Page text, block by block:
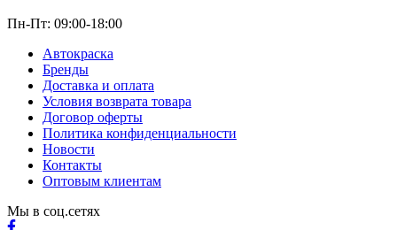
Пн-Пт: 09:00-18:00
Автокраска
Бренды
Доставка и оплата
Условия возврата товара
Договор оферты
Политика конфиденциальности
Новости
Контакты
Оптовым клиентам
Мы в соц.сетях